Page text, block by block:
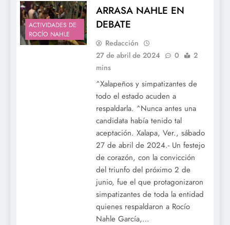
ACTIVIDADES DE
ROCÍO NAHLE
ARRASA NAHLE EN
DEBATE
Redacción
27 de abril de 2024
0
2
mins
^Xalapeños y simpatizantes de
todo el estado acuden a
respaldarla. ^Nunca antes una
candidata había tenido tal
aceptación. Xalapa, Ver., sábado
27 de abril de 2024.- Un festejo
de corazón, con la convicción
del triunfo del próximo 2 de
junio, fue el que protagonizaron
simpatizantes de toda la entidad
quienes respaldaron a Rocío
Nahle García,…